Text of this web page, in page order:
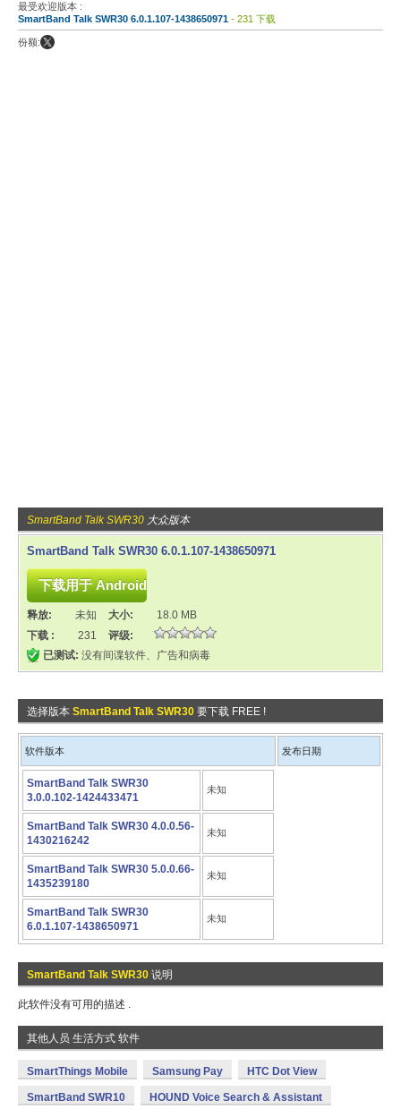
最受欢迎版本 :
SmartBand Talk SWR30 6.0.1.107-1438650971 - 231 下载
份额:
SmartBand Talk SWR30 大众版本
SmartBand Talk SWR30 6.0.1.107-1438650971
释放: 未知 大小:
18.0 MB
下载 :
231
评级:
已测试: 没有间谍软件、广告和病毒
选择版本 SmartBand Talk SWR30 要下载 FREE !
软件版本 发布日期
SmartBand Talk SWR30
3.0.0.102-1424433471
未知
SmartBand Talk SWR30 4.0.0.56-
1430216242
未知
SmartBand Talk SWR30 5.0.0.66-
1435239180
未知
SmartBand Talk SWR30
6.0.1.107-1438650971
未知
SmartBand Talk SWR30 说明
此软件没有可用的描述 .
其他人员 生活方式 软件
SmartThings Mobile Samsung Pay HTC Dot View
SmartBand SWR10 HOUND Voice Search & Assistant